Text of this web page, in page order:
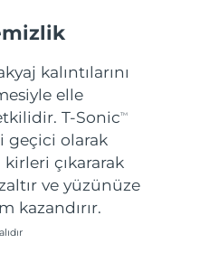
kalıntılarını
elle
T-SonicTM
geçici olarak
çıkararak
ve yüzünüze
kazandırır.
Tahmini teslim tarihi
Tahmini teslim tarihi8/12/26
Tahmini teslim tarihi8/12/26
Tahmini teslim tarihi
Tahmini teslim tarihi
Tahmini teslim tarihi